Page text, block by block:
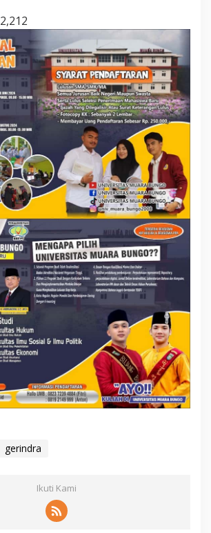
2,212
gerindra
Ikuti Kami